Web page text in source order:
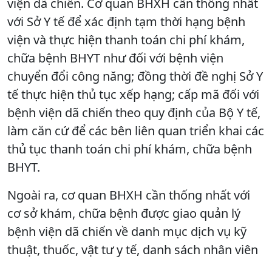
viện dã chiến. Cơ quan BHXH cần thống nhất
với Sở Y tế để xác định tạm thời hạng bệnh
viện và thực hiện thanh toán chi phí khám,
chữa bệnh BHYT như đối với bệnh viện
chuyển đổi công năng; đồng thời đề nghị Sở Y
tế thực hiện thủ tục xếp hạng; cấp mã đối với
bệnh viện dã chiến theo quy định của Bộ Y tế,
làm căn cứ để các bên liên quan triển khai các
thủ tục thanh toán chi phí khám, chữa bệnh
BHYT.
Ngoài ra, cơ quan BHXH cần thống nhất với
cơ sở khám, chữa bệnh được giao quản lý
bệnh viện dã chiến về danh mục dịch vụ kỹ
thuật, thuốc, vật tư y tế, danh sách nhân viên